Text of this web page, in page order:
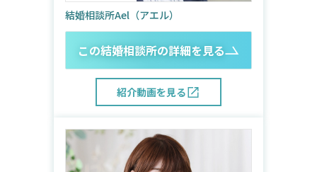
結婚相談所Ael（アエル）
この結婚相談所の詳細を見る
紹介動画を見る